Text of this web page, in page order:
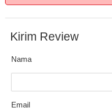
Kirim Review
Nama
Email